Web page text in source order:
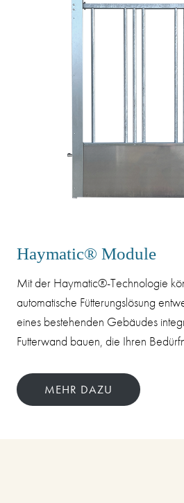
Haymatic® Module
Mit der Haymatic®-Technologie
automatische Fütterungslösung
eines bestehenden Gebäudes
Futterwand bauen, die Ihren
MEHR DAZU